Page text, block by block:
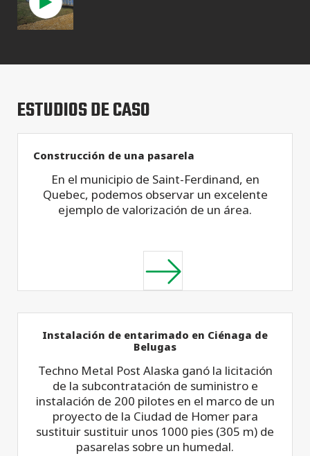
ESTUDIOS DE CASO
Construcción de una pasarela
En el municipio de Saint-Ferdinand, en
Quebec, podemos observar un excelente
ejemplo de valorización de un área.
Instalación de entarimado en Ciénaga de
Belugas
Techno Metal Post Alaska ganó la licitación
de la subcontratación de suministro e
instalación de 200 pilotes en el marco de un
proyecto de la Ciudad de Homer para
sustituir sustituir unos 1000 pies (305 m) de
pasarelas sobre un humedal.